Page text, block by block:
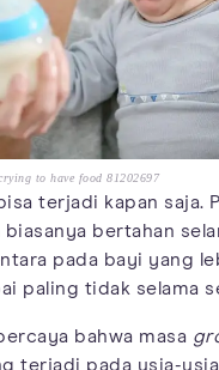
to have food 81202697
terjadi kapan saja.
biasanya bertahan
pada bayi yang
paling tidak selama
bahwa masa
terjadi pada usia-